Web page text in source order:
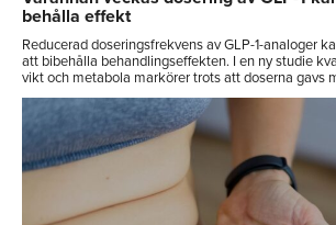
behålla effekt
Reducerad doseringsfrekvens av GLP-1-analoger
att bibehålla behandlingseffekten. I en ny studie
vikt och metabola markörer trots att doserna gavs